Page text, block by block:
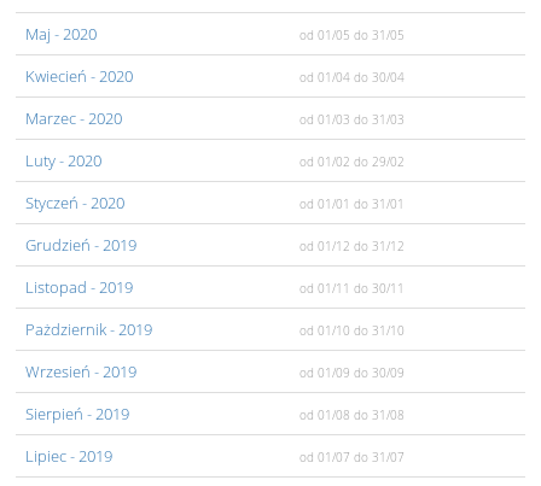
Maj - 2020 od 01/05 do 31/05
Kwiecień - 2020 od 01/04 do 30/04
Marzec- 2020 od 01/03 do 31/03
Luty- 2020 od 01/02 do 29/02
Styczeń - 2020 od 01/01 do 31/01
Grudzień - 2019 od 01/12 do 31/12
Listopad - 2019 od 01/11 do 30/11
Pażdziernik- 2019 od 01/10 do 31/10
Wrzesień - 2019 od 01/09 do 30/09
Sierpień - 2019 od 01/08 do 31/08
Lipiec- 2019 od 01/07 do 31/07